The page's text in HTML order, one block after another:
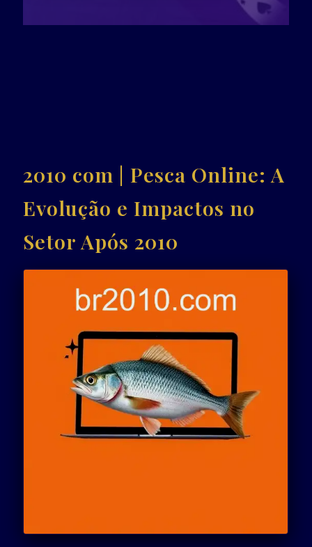
2010 com | Pesca Online: A
Evolução e Impactos no
Setor Após 2010